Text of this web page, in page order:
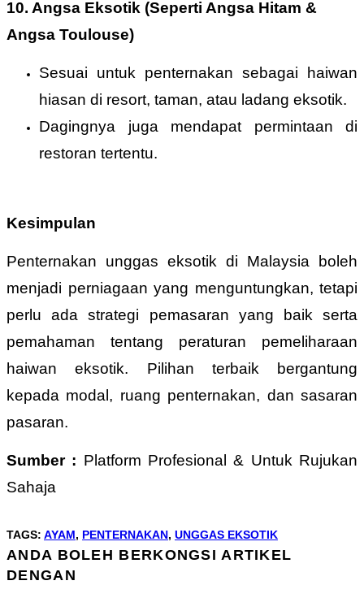
10. Angsa Eksotik (Seperti Angsa Hitam &
Angsa Toulouse)
Sesuai untuk penternakan sebagai haiwan
hiasan di resort, taman, atau ladang eksotik.
Dagingnya juga mendapat permintaan di
restoran tertentu.
Kesimpulan
Penternakan unggas eksotik di Malaysia boleh
menjadi perniagaan yang menguntungkan, tetapi
perlu ada strategi pemasaran yang baik serta
pemahaman tentang peraturan pemeliharaan
haiwan eksotik. Pilihan terbaik bergantung
kepada modal, ruang penternakan, dan sasaran
pasaran.
Sumber : Platform Profesional & Untuk Rujukan
Sahaja
TAGS: AYAM, PENTERNAKAN, UNGGAS EKSOTIK
ANDA BOLEH BERKONGSI ARTIKEL
DENGAN